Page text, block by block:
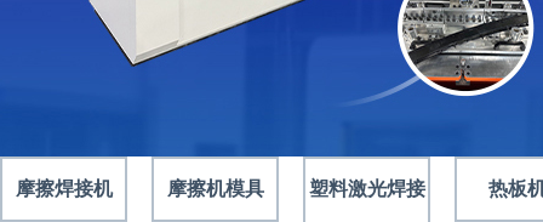
摩擦焊接机 摩擦机模具 塑料激光焊接 热板